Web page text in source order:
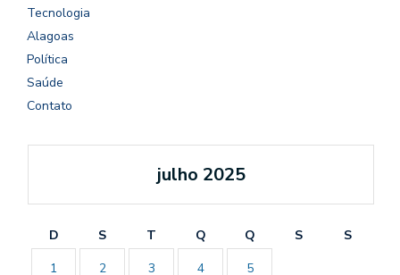
Tecnologia
Alagoas
Política
Saúde
Contato
julho 2025
D S T Q Q S
S
1
2 3 4 5